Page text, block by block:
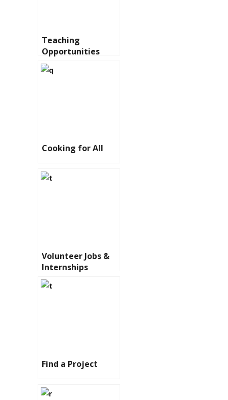
Teaching
Opportunities
Cooking for All
Volunteer Jobs &
Internships
Find a Project